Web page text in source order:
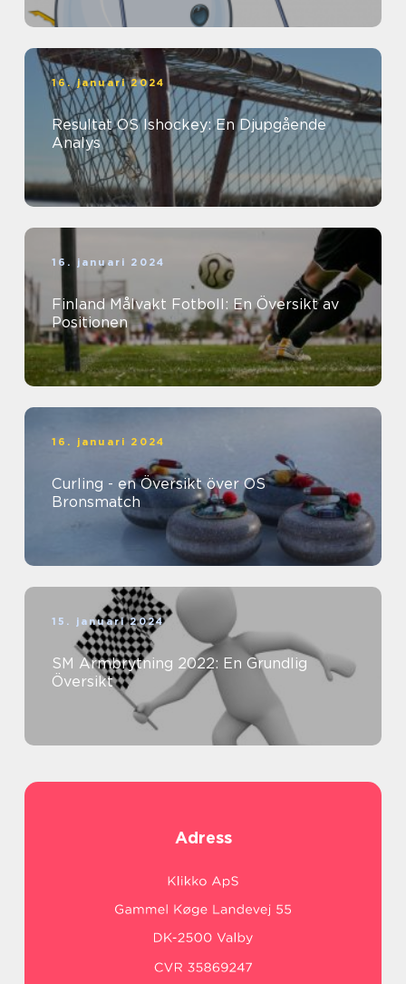
16. januari 2024
Resultat OS Ishockey: En Djupgående
Analys
16. januari 2024
Finland Målvakt Fotboll: En Översikt av
Positionen
16. januari 2024
Curling - en Översikt över OS
Bronsmatch
15. januari 2024
SM Armbrytning 2022: En Grundlig
Översikt
Adress